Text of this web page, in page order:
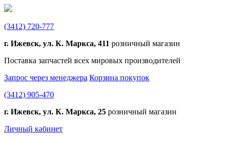
(3412) 720-777
г. Ижевск, ул. К. Маркса, 411 розничный магазин
Поставка запчастей всех мировых производителей
Запрос через менеджера Корзина покупок
(3412) 905-470
г. Ижевск, ул. К. Маркса, 25 розничный магазин
Личный кабинет